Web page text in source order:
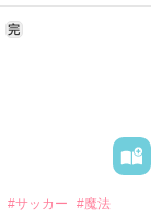
完
#サッカー #魔法